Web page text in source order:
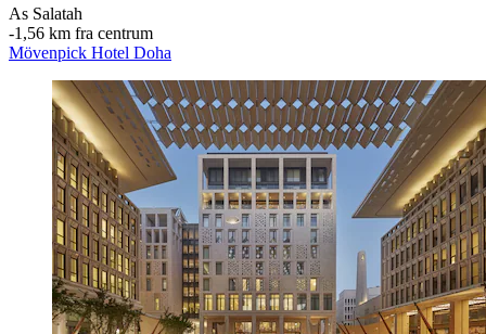
As Salatah
‐1,56 km fra centrum
Mövenpick Hotel Doha